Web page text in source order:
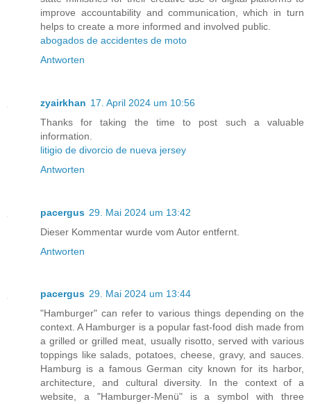
improve accountability and communication, which in turn
helps to create a more informed and involved public.
abogados de accidentes de moto
Antworten
zyairkhan 17. April 2024 um 10:56
Thanks for taking the time to post such a valuable
information.
litigio de divorcio de nueva jersey
Antworten
pacergus 29. Mai 2024 um 13:42
Dieser Kommentar wurde vom Autor entfernt.
Antworten
pacergus 29. Mai 2024 um 13:44
"Hamburger" can refer to various things depending on the
context. A Hamburger is a popular fast-food dish made from
a grilled or grilled meat, usually risotto, served with various
toppings like salads, potatoes, cheese, gravy, and sauces.
Hamburg is a famous German city known for its harbor,
architecture, and cultural diversity. In the context of a
website, a "Hamburger-Menü" is a symbol with three